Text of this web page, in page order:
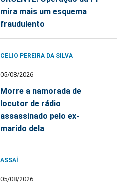
mira mais um esquema
fraudulento
CELIO PEREIRA DA SILVA
05/08/2026
Morre a namorada de
locutor de rádio
assassinado pelo ex-
marido dela
ASSAÍ
05/08/2026